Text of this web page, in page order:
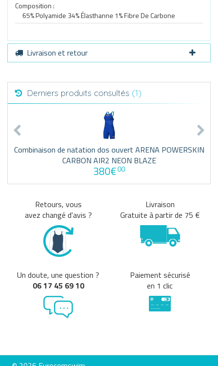
Composition :
65% Polyamide 34% Élasthanne 1% Fibre De Carbone
Livraison et retour
Derniers produits consultés (1)
Combinaison de natation dos ouvert ARENA POWERSKIN
CARBON AIR2 NEON BLAZE
380€00
Retours, vous
avez changé d'avis ?
Livraison
Gratuite à partir de 75 €
Un doute, une question ?
06 17 45 69 10
Paiement sécurisé
en 1 clic